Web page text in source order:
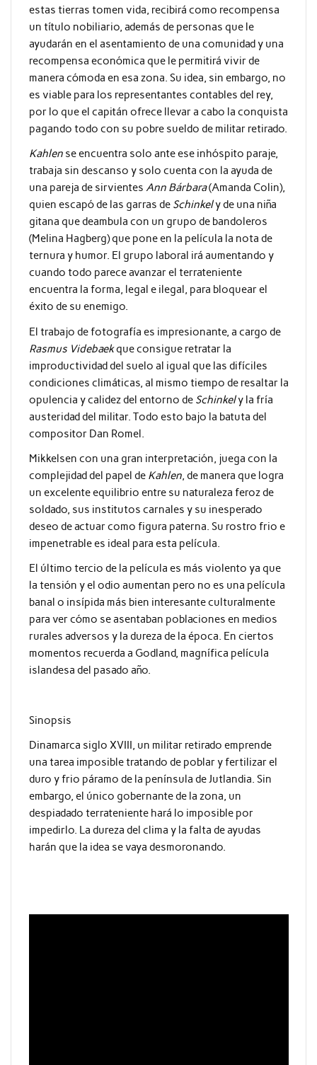
estas tierras tomen vida, recibirá como recompensa
un título nobiliario, además de personas que le
ayudarán en el asentamiento de una comunidad y una
recompensa económica que le permitirá vivir de
manera cómoda en esa zona. Su idea, sin embargo, no
es viable para los representantes contables del rey,
por lo que el capitán ofrece llevar a cabo la conquista
pagando todo con su pobre sueldo de militar retirado.
Kahlense encuentra solo ante ese inhóspito paraje,
trabaja sin descanso y solo cuenta con la ayuda de
una pareja de sirvientes Ann Bárbara(Amanda Colin),
quien escapó de las garras de Schinkely de una niña
gitana que deambula con un grupo de bandoleros
(Melina Hagberg) que pone en la película la nota de
ternura y humor. El grupo laboral irá aumentando y
cuando todo parece avanzar el terrateniente
encuentra la forma, legal e ilegal, para bloquear el
éxito de su enemigo.
El trabajo de fotografía es impresionante, a cargo de
Rasmus Videbaekque consigue retratar la
improductividad del suelo al igual que las difíciles
condiciones climáticas, al mismo tiempo de resaltar la
opulencia y calidez del entorno de Schinkely la fría
austeridad del militar. Todo esto bajo la batuta del
compositor Dan Romel.
Mikkelsen con una gran interpretación, juega con la
complejidad del papel de Kahlen, de manera que logra
un excelente equilibrio entre su naturaleza feroz de
soldado, sus institutos carnales y su inesperado
deseo de actuar como figura paterna. Su rostro frio e
impenetrable es ideal para esta película.
El último tercio de la película es más violento ya que
la tensión y el odio aumentan pero no es una película
banal o insípida más bien interesante culturalmente
para ver cómo se asentaban poblaciones en medios
rurales adversos y la dureza de la época. En ciertos
momentos recuerda a Godland, magnífica película
islandesa del pasado año.
Sinopsis
Dinamarca siglo XVIII, un militar retirado emprende
una tarea imposible tratando de poblar y fertilizar el
duro y frio páramo de la península de Jutlandia. Sin
embargo, el único gobernante de la zona, un
despiadado terrateniente hará lo imposible por
impedirlo. La dureza del clima y la falta de ayudas
harán que la idea se vaya desmoronando.